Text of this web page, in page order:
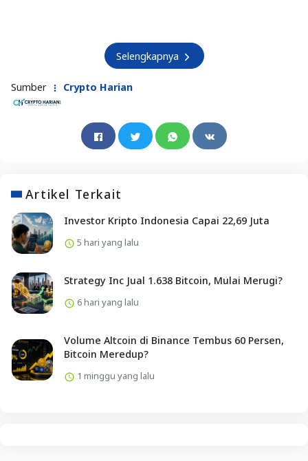
Selengkapnya
Sumber Crypto Harian
Artikel Terkait
Investor Kripto Indonesia Capai 22,69 Juta
5 hari yang lalu
Strategy Inc Jual 1.638 Bitcoin, Mulai Merugi?
6 hari yang lalu
Volume Altcoin di Binance Tembus 60 Persen,
Bitcoin Meredup?
1 minggu yang lalu